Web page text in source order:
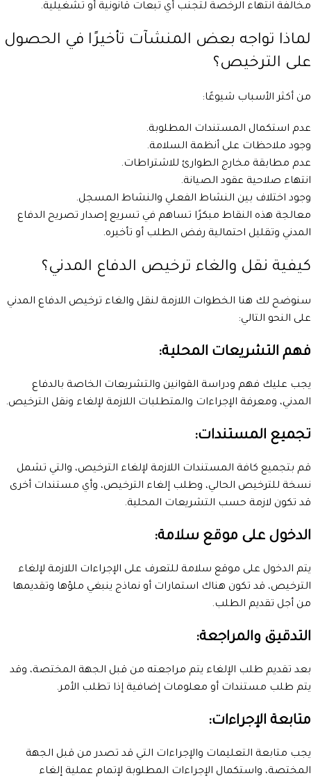
مخالفة انتهاء الرخصة لتجنب أي تبعات قانونية أو تشغيلية.
لماذا تواجه بعض المنشآت تأخيرًا في الحصول
على الترخيص؟
من أكثر الأسباب شيوعًا:
عدم استكمال المستندات المطلوبة.
وجود ملاحظات على أنظمة السلامة.
عدم مطابقة مخارج الطوارئ للاشتراطات.
انتهاء صلاحية عقود الصيانة.
وجود اختلاف بين النشاط الفعلي والنشاط المسجل.
معالجة هذه النقاط مبكرًا تساهم في تسريع إصدار تصريح الدفاع
المدني وتقليل احتمالية رفض الطلب أو تأخيره.
كيفية نقل والغاء ترخيص الدفاع المدني؟
سنوضح لك هنا الخطوات اللازمة لنقل والغاء ترخيص الدفاع المدني
على النحو التالي:
فهم التشريعات المحلية:
يجب عليك فهم ودراسة القوانين والتشريعات الخاصة بالدفاع
المدني، ومعرفة الإجراءات والمتطلبات اللازمة لإلغاء ونقل الترخيص.
تجميع المستندات:
قم بتجميع كافة المستندات اللازمة لإلغاء الترخيص، والتي تشمل
نسخة للترخيص الحالي، وطلب إلغاء الترخيص، وأي مستندات أخرى
قد تكون لازمة حسب التشريعات المحلية.
الدخول على موقع سلامة:
يتم الدخول على موقع سلامة للتعرف على الإجراءات اللازمة لإلغاء
الترخيص، قد تكون هناك استمارات أو نماذج ينبغي ملؤها وتقديمها
من أجل تقديم الطلب.
التدقيق والمراجعة:
بعد تقديم طلب الإلغاء يتم مراجعته من قبل الجهة المختصة، وقد
يتم طلب مستندات أو معلومات إضافية إذا تطلب الأمر.
متابعة الإجراءات:
يجب متابعة التعليمات والإجراءات التي قد تصدر من قبل الجهة
المختصة، واستكمال الإجراءات المطلوبة لإتمام عملية إلغاء